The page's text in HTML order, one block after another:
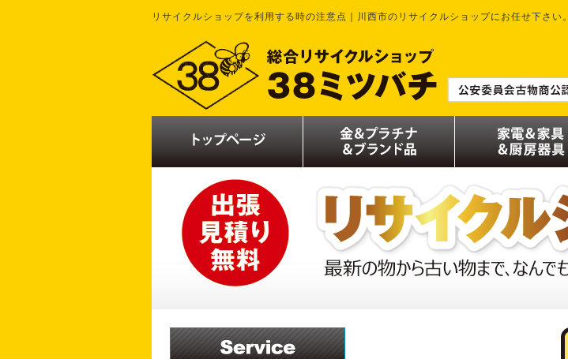
リサイクルショップを利用する時の注意点｜川西市のリサイクルショップにお任せ下さい。